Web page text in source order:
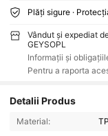
Plăți sigure ·
Vândut și expediat
GEYSOPL
Informații și
Pentru a raporta
Detalii Produs
Material: